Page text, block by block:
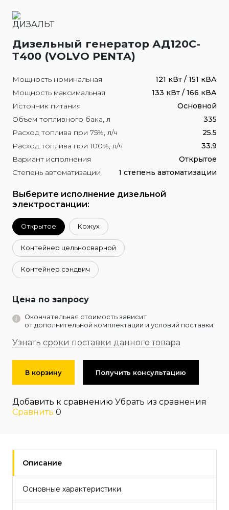
Дизельный генератор АД120С-
Т400 (VOLVO PENTA)
Мощность номинальная
121 кВт / 151 кВА
Мощность максимальная
133 кВт / 166 кВА
Источник питания
Основной
Объем топливного бака, л
335
Расход топлива при 75%, л/ч
25.5
Расход топлива при 100%, л/ч
33.9
Вариант исполнения
Открытое
Степень автоматизации
1 степень автоматизации
Выберите исполнение дизельной
электростанции:
Открытое Кожух
Контейнер цельносварной
Контейнер сэндвич
Цена по запросу
Окончательная стоимость зависит
от дополнительной комплектации и условий поставки.
Узнать сроки поставки данного товара
В корзину Получить консультацию
Добавить к сравнению Убрать из сравнения
Сравнить 0
Описание
Основные характеристики